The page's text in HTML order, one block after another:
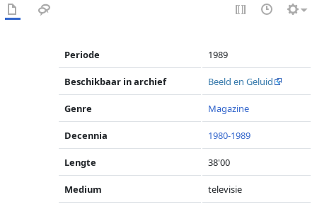
Periode 1989
Beschikbaar in archief Beeld en Geluid
Genre Magazine
Decennia 1980-1989
Lengte 38'00
Medium televisie